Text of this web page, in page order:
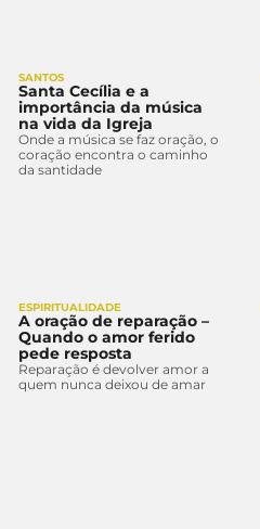
SANTOS
Santa Cecília e a
importância da música
na vida da Igreja
Onde a música se faz oração, o
coração encontra o caminho
da santidade
ESPIRITUALIDADE
A oração de reparação –
Quando o amor ferido
pede resposta
Reparação é devolver amor a
quem nunca deixou de amar